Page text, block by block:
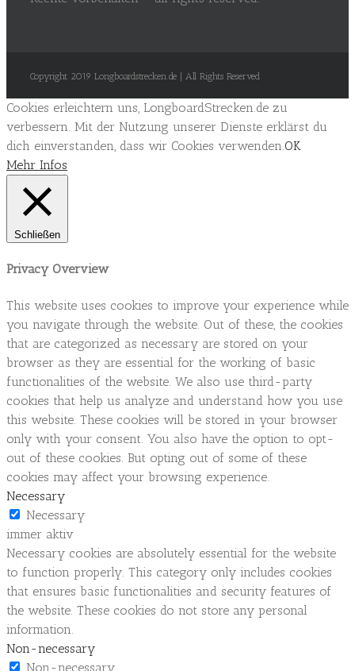
Copyright 2019 Longboardstrecken.de | All Rights Reserved
Cookies erleichtern uns, LongboardStrecken.de zu
verbessern. Mit der Nutzung unserer Dienste erklärst du
dich einverstanden, dass wir Cookies verwenden.OK
Mehr Infos
Schließen
Privacy Overview
This website uses cookies to improve your experience while
you navigate through the website. Out of these, the cookies
that are categorized as necessary are stored on your
browser as they are essential for the working of basic
functionalities of the website. We also use third-party
cookies that help us analyze and understand how you use
this website. These cookies will be stored in your browser
only with your consent. You also have the option to opt-
out of these cookies. But opting out of some of these
cookies may affect your browsing experience.
Necessary
Necessary
immer aktiv
Necessary cookies are absolutely essential for the website
to function properly. This category only includes cookies
that ensures basic functionalities and security features of
the website. These cookies do not store any personal
information.
Non-necessary
Non-necessary